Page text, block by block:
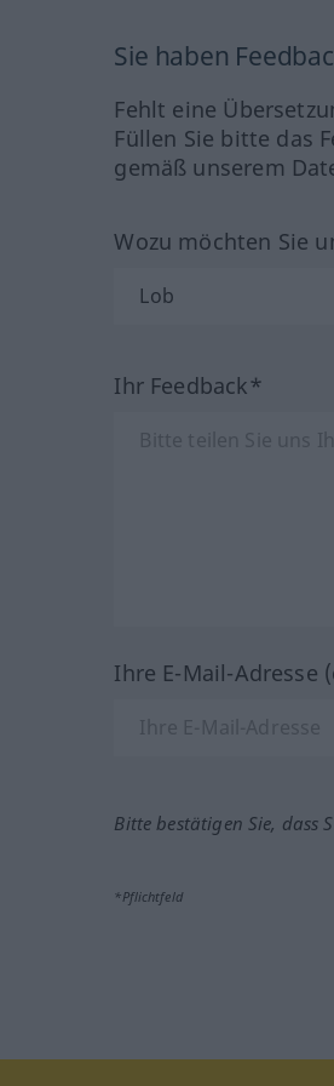
Sie haben
Fehlt eine
Füllen Sie bitte das
gemäß unserem
Wozu möchten Sie
Ihr Feedback*
Ihre E-Mail-Adresse
Bitte bestätigen Sie, dass
*Pflichtfeld